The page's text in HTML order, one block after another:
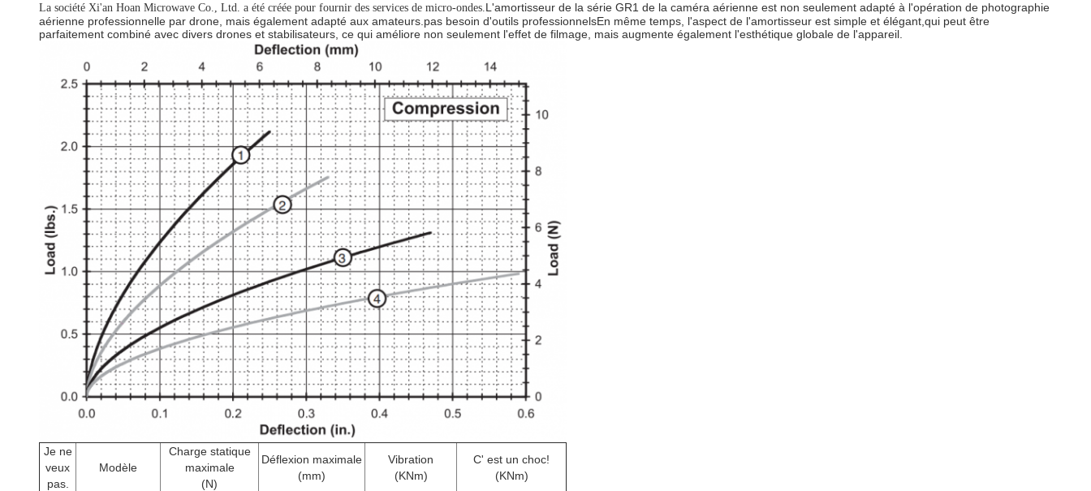
La société Xi'an Hoan Microwave Co., Ltd. a été créée pour fournir des services de micro-ondes.L'amortisseur de la série GR1 de la caméra aérienne est non seulement adapté à l'opération de photographie
aérienne professionnelle par drone, mais également adapté aux amateurs.pas besoin d'outils professionnelsEn même temps, l'aspect de l'amortisseur est simple et élégant,qui peut être
parfaitement combiné avec divers drones et stabilisateurs, ce qui améliore non seulement l'effet de filmage, mais augmente également l'esthétique globale de l'appareil.
Je ne
veux
pas.
Modèle
Charge statique
maximale
(N)
Déflexion maximale
(mm)
Vibration
(KNm)
C' est un choc!
(KNm)